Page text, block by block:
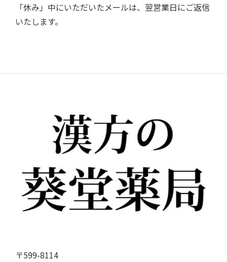
「休み」中にいただいたメールは、翌営業日にご返信
いたします。
〒599-8114